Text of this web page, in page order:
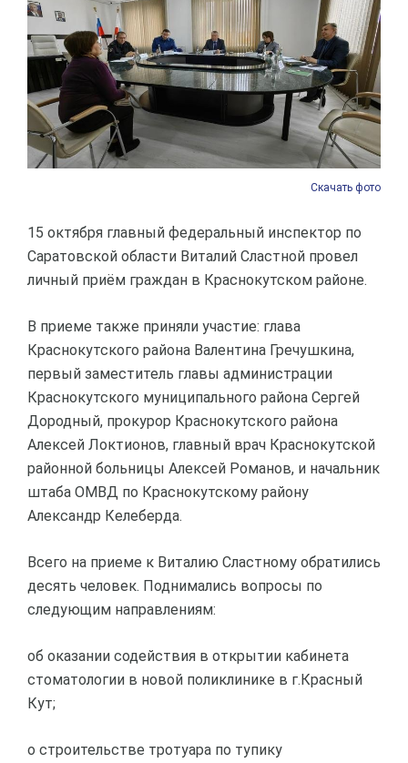
Скачать фото
15 октября главный федеральный инспектор по
Саратовской области Виталий Сластной провел
личный приём граждан в Краснокутском районе.
В приеме также приняли участие: глава
Краснокутского района Валентина Гречушкина,
первый заместитель главы администрации
Краснокутского муниципального района Сергей
Дородный, прокурор Краснокутского района
Алексей Локтионов, главный врач Краснокутской
районной больницы Алексей Романов, и начальник
штаба ОМВД по Краснокутскому району
Александр Келеберда.
Всего на приеме к Виталию Сластному обратились
десять человек. Поднимались вопросы по
следующим направлениям:
об оказании содействия в открытии кабинета
стоматологии в новой поликлинике в г.Красный
Кут;
о строительстве тротуара по тупику